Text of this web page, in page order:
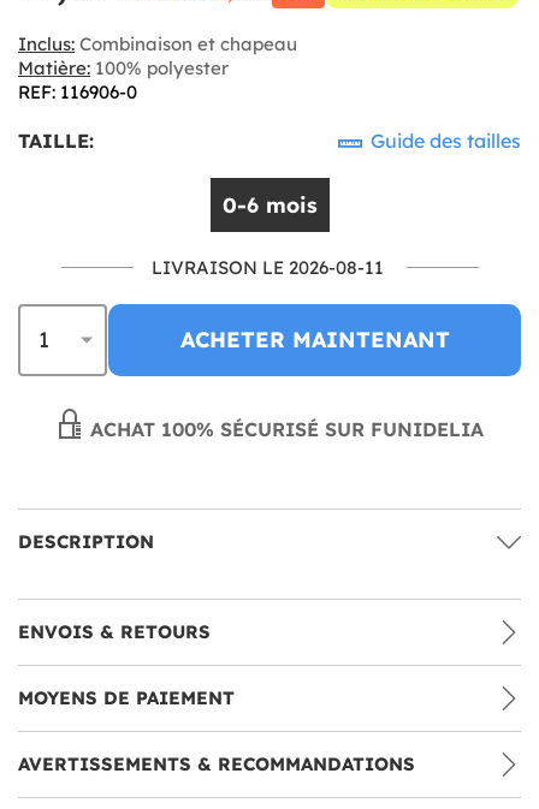
Inclus: Combinaison et chapeau
Matière: 100% polyester
REF: 116906-0
TAILLE: Guide des tailles
0-6 mois
LIVRAISON LE 2026-08-11
ACHETER MAINTENANT
ACHAT 100% SÉCURISÉ SUR FUNIDELIA
DESCRIPTION
ENVOIS & RETOURS
MOYENS DE PAIEMENT
AVERTISSEMENTS & RECOMMANDATIONS